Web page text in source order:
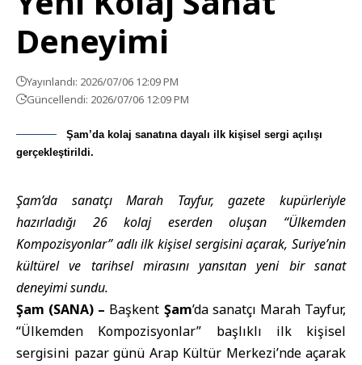
Deneyimi
Yayınlandı: 2026/07/06 12:09 PM
Güncellendi: 2026/07/06 12:09 PM
Şam’da kolaj sanatına dayalı ilk kişisel sergi açılışı
gerçekleştirildi.
Şam’da sanatçı Marah Tayfur, gazete kupürleriyle
hazırladığı 26 kolaj eserden oluşan “Ülkemden
Kompozisyonlar” adlı ilk kişisel sergisini açarak, Suriye’nin
kültürel ve tarihsel mirasını yansıtan yeni bir sanat
deneyimi sundu.
Şam (SANA) – Başkent Şam’da sanatçı Marah Tayfur,
“Ülkemden Kompozisyonlar” başlıklı ilk kişisel
sergisini pazar günü Arap Kültür Merkezi’nde açarak